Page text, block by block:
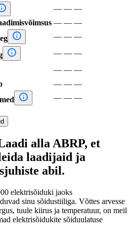
— — —
— — —
 — — —
 — — —
— — —
— — —
 — — —
alla ABRP, et
laadijaid ja
abil.
elektrisõiduki jaoks
sinu sõidustiiliga. Võttes arvesse
tuule kiirus ja temperatuur, on meil
elektrisõidukite sõiduulatuse